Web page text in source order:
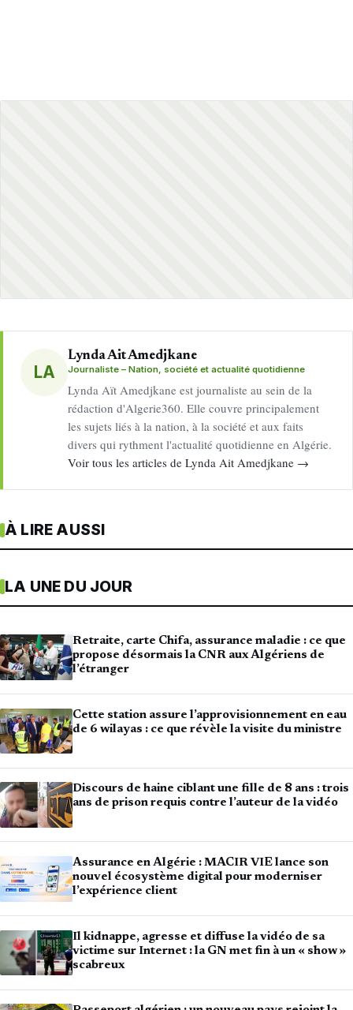
LA
Lynda Ait Amedjkane
Journaliste – Nation, société et actualité quotidienne
Lynda Aït Amedjkane est journaliste au sein de la
rédaction d'Algerie360. Elle couvre principalement
les sujets liés à la nation, à la société et aux faits
divers qui rythment l'actualité quotidienne en Algérie.
Voir tous les articles de Lynda Ait Amedjkane →
À LIRE AUSSI
LA UNE DU JOUR
Retraite, carte Chifa, assurance maladie : ce que
propose désormais la CNR aux Algériens de
l’étranger
Cette station assure l’approvisionnement en eau
de 6 wilayas : ce que révèle la visite du ministre
Discours de haine ciblant une fille de 8 ans : trois
ans de prison requis contre l’auteur de la vidéo
Assurance en Algérie : MACIR VIE lance son
nouvel écosystème digital pour moderniser
l’expérience client
Il kidnappe, agresse et diffuse la vidéo de sa
victime sur Internet : la GN met fin à un « show »
scabreux